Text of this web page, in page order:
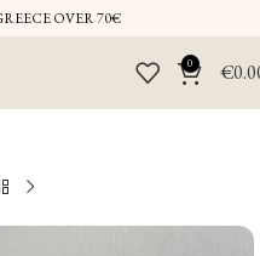
OVER 70€
0 €